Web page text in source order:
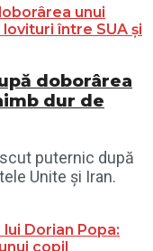
doborârea
dur de
puternic după
Unite și Iran.